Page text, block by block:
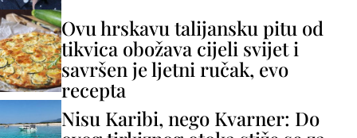
Ovu hrskavu talijansku pitu od
tikvica obožava cijeli svijet i
savršen je ljetni ručak, evo
recepta
Nisu Karibi, nego Kvarner: Do